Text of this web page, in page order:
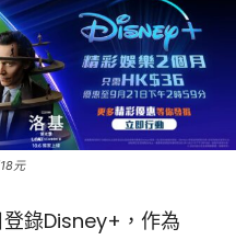
元
錄Disney+，作為